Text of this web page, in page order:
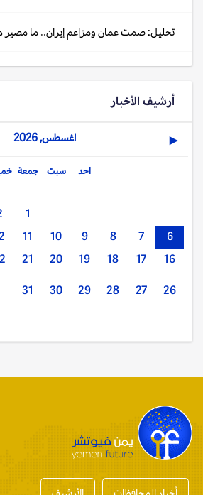
تحليل: صمت عمان ومزاعم إيران.. ما مصير
أرشيف الأخبار
◀ اغسطس, 2026
جمعة سبت احد
1
6
7
8
9
10
11
16
17
18
19
20
21
26
27
28
29
30
31